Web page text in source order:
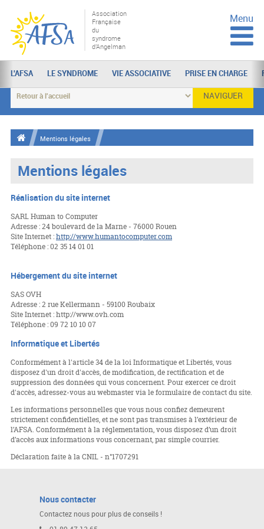
Association
Française
du
syndrome
d'Angelman
Menu
L'AFSA LE SYNDROME VIE ASSOCIATIVE PRISE EN CHARGE
NAVIGUER
Mentions légales
Mentions légales
Réalisation du site internet
SARL Human to Computer
Adresse : 24 boulevard de la Marne - 76000 Rouen
Site Internet :http://www.humantocomputer.com
Téléphone : 02 35 14 01 01
Hébergement du site internet
SAS OVH
Adresse : 2 rue Kellermann - 59100 Roubaix
Site Internet : http://www.ovh.com
Téléphone : 09 72 10 10 07
Informatique et Libertés
Conformément à l'article 34 de la loi Informatique et Libertés, vous
disposez d'un droit d'accès, de modification, de rectification et de
suppression des données qui vous concernent. Pour exercer ce droit
d'accès, adressez-vous au webmaster via le formulaire de contact du site.
Les informations personnelles que vous nous confiez demeurent
strictement confidentielles, et ne sont pas transmises à l’extérieur de
l’AFSA. Conformément à la réglementation, vous disposez d’un droit
d’accès aux informations vous concernant, par simple courrier.
Déclaration faite à la CNIL - n°1707291
Nous contacter
Contactez nous pour plus de conseils !